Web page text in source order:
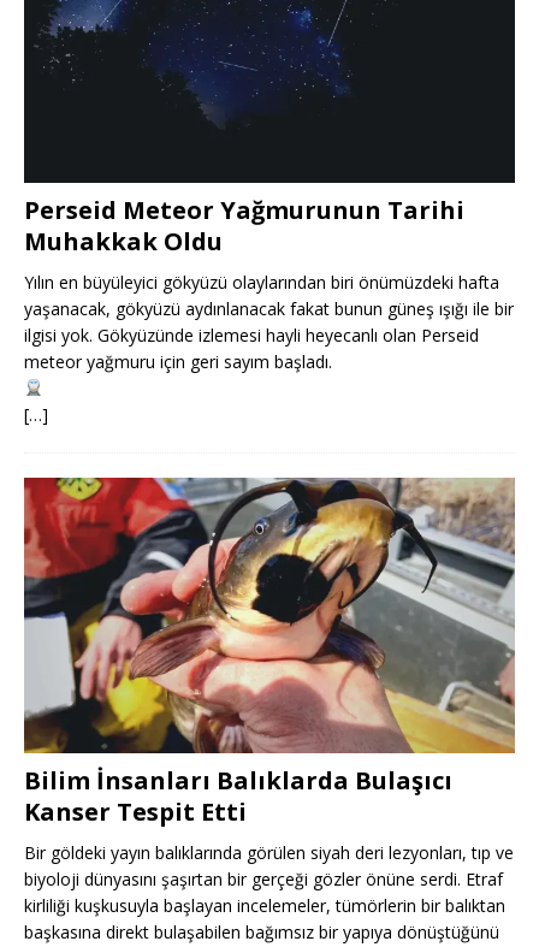
Perseid Meteor Yağmurunun Tarihi
Muhakkak Oldu
Yılın en büyüleyici gökyüzü olaylarından biri önümüzdeki hafta
yaşanacak, gökyüzü aydınlanacak fakat bunun güneş ışığı ile bir
ilgisi yok. Gökyüzünde izlemesi hayli heyecanlı olan Perseid
meteor yağmuru için geri sayım başladı.
[…]
Bilim İnsanları Balıklarda Bulaşıcı
Kanser Tespit Etti
Bir göldeki yayın balıklarında görülen siyah deri lezyonları, tıp ve
biyoloji dünyasını şaşırtan bir gerçeği gözler önüne serdi. Etraf
kirliliği kuşkusuyla başlayan incelemeler, tümörlerin bir balıktan
başkasına direkt bulaşabilen bağımsız bir yapıya dönüştüğünü